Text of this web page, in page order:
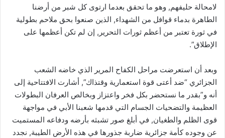
لامحالة حليفهم, وهو ما تحقق بعدما ارتوى كل شبر من أرضنا
الطاهرة بدماء قوافل من الشهداء, الذين صنعوا بحق ملاحم بطولية
في ثورة تعتبر من أعظم ثورات التحرير, إن لم تكن أعظمها على
الإطلاق”.
وبعد أن استعرضت مراحل الكفاح المرير الذي خاضه الشعب
الجزائري “ضد أعتى قوة استعمارية وقتذاك”, أشارت الافتتاحية إلى
أنه و”بقدر ما نستحضر بكل فخر واعتزاز وبخالص العرفان البطولات
العظيمة والتضحيات الجسام التي قدمها شعبنا الأبي في مواجهة
قوى الظلم والطغيان, في أبلغ صور تشبثه بأرضه ودفاعه المستميت
عن وجوده كأمة جزائرية ضاربة جذورها في هذه الأرض الطيبة, نجدد